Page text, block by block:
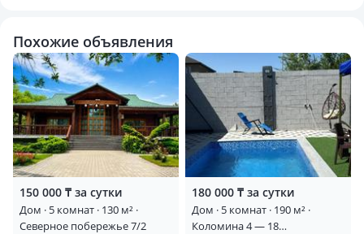
Идеально подойдёт для:
🎉 Проведения дней рождений, юбилеев, семейных
праздников, корпоративов и просто отдыха в кругу друзей
или семьи.
У нас самый лучший песочный пляж, подходит для отдыха
с детьми.
💰 Стоимость от 150 000 тг/сутки
(Зависит от количества гостей и даты — уточняйте при
бронировании)
Похожие объявления
150 000 ₸ за сутки
Дом · 5 комнат · 130 м² ·
Северное побережье 7/2
180 000 ₸ за сутки
Дом · 5 комнат · 190 м² ·
Коломина 4 — 18